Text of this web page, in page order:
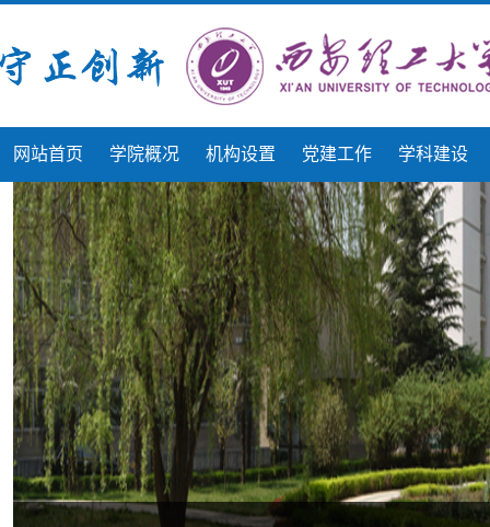
网站首页 学院概况 机构设置 党建工作 学科建设